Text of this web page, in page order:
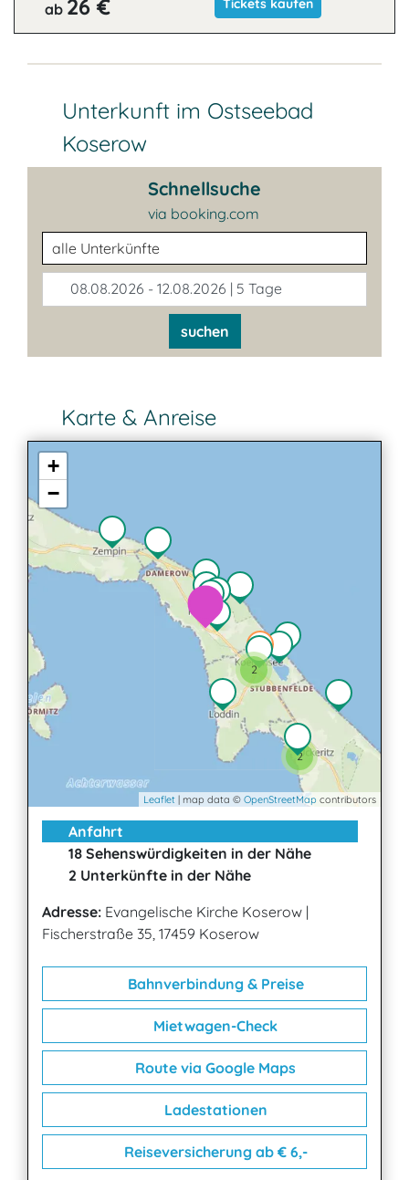
ab 26 € Tickets kaufen
Unterkunft im Ostseebad
Koserow
Schnellsuche
via booking.com
Unterkunftsart
08.08.2026 - 12.08.2026 | 5 Tage
suchen
Karte & Anreise
2
2
+
−
Leaflet | map data © OpenStreetMap contributors
Anfahrt
18 Sehenswürdigkeiten in der Nähe
2 Unterkünfte in der Nähe
Adresse: Evangelische Kirche Koserow |
Fischerstraße 35, 17459 Koserow
Bahnverbindung & Preise
Mietwagen-Check
Route via Google Maps
Ladestationen
Reiseversicherung ab € 6,-